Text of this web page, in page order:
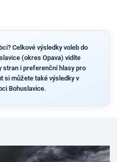
Celkové výsledky voleb do
(okres Opava) vidíte
stran i preferenční hlasy pro
si můžete také výsledky v
Bohuslavice.